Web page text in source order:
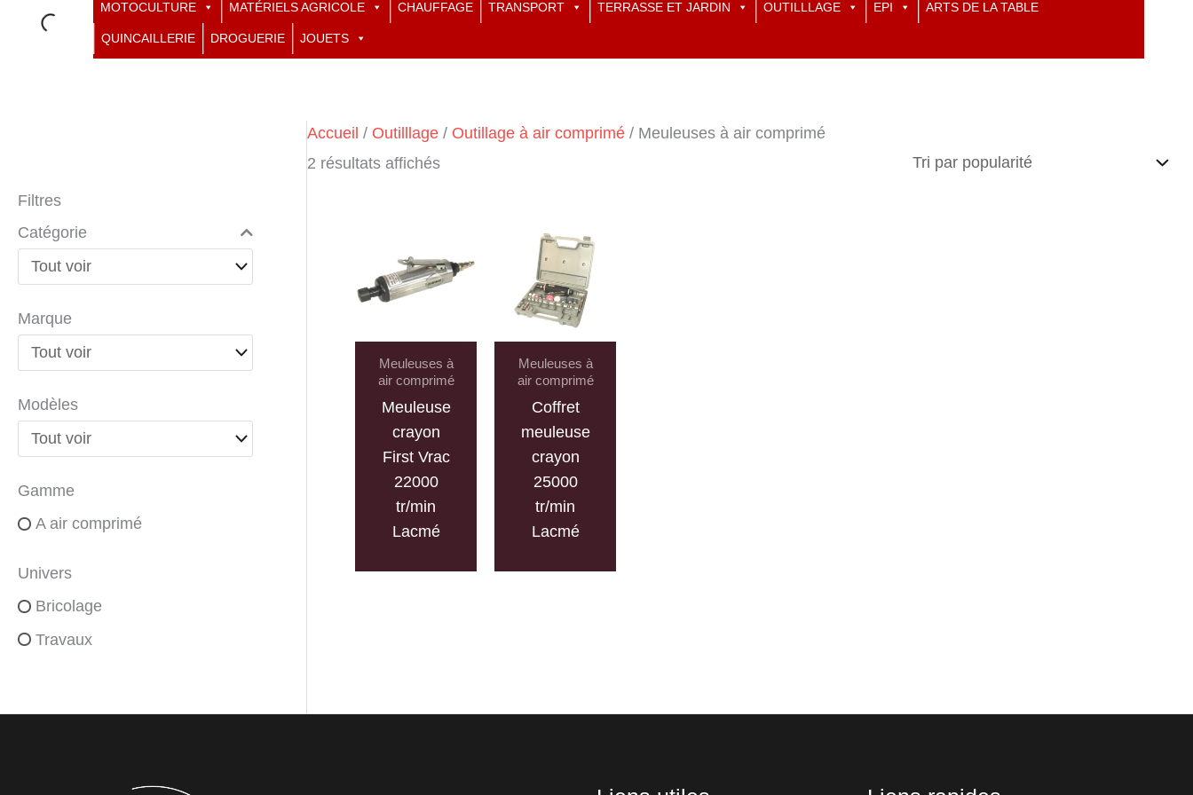
MOTOCULTURE MATÉRIELS AGRICOLE CHAUFFAGE TRANSPORT TERRASSE ET JARDIN OUTILLLAGE EPI ARTS DE LA TABLE
QUINCAILLERIE DROGUERIE JOUETS
Filtres
Catégorie
Marque
Modèles
Gamme
A air comprimé
Univers
Bricolage
Travaux
Accueil / Outilllage / Outillage à air comprimé / Meuleuses à air comprimé
2 résultats affichés
Meuleuses à
air comprimé
Meuleuse
crayon
First Vrac
22000
tr/min
Lacmé
Meuleuses à
air comprimé
Coffret
meuleuse
crayon
25000
tr/min
Lacmé